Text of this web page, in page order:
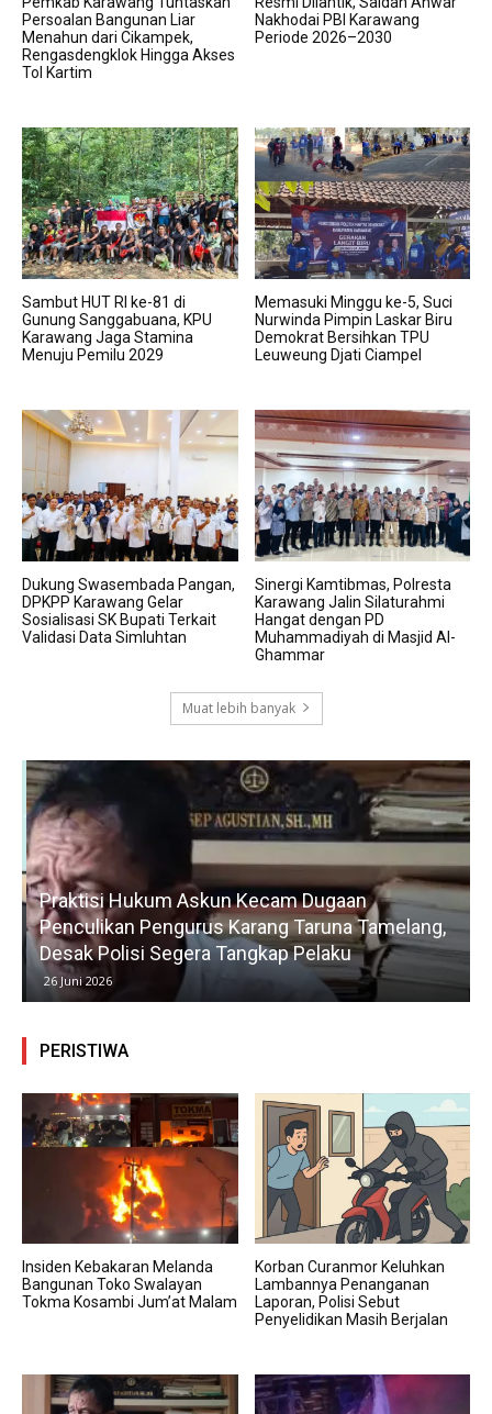
Persoalan Bangunan Liar
Menahun dari Cikampek,
Rengasdengklok Hingga Akses
Tol Kartim
Nakhodai PBI Karawang
Periode 2026–2030
Sambut HUT RI ke-81 di
Gunung Sanggabuana, KPU
Karawang Jaga Stamina
Menuju Pemilu 2029
Memasuki Minggu ke-5, Suci
Nurwinda Pimpin Laskar Biru
Demokrat Bersihkan TPU
Leuweung Djati Ciampel
Dukung Swasembada Pangan,
DPKPP Karawang Gelar
Sosialisasi SK Bupati Terkait
Validasi Data Simluhtan
Sinergi Kamtibmas, Polresta
Karawang Jalin Silaturahmi
Hangat dengan PD
Muhammadiyah di Masjid Al-
Ghammar
Muat lebih banyak
Praktisi Hukum Askun Kecam Dugaan
Penculikan Pengurus Karang Taruna Tamelang,
Desak Polisi Segera Tangkap Pelaku
26 Juni 2026
PERISTIWA
Insiden Kebakaran Melanda
Bangunan Toko Swalayan
Tokma Kosambi Jum’at Malam
Korban Curanmor Keluhkan
Lambannya Penanganan
Laporan, Polisi Sebut
Penyelidikan Masih Berjalan